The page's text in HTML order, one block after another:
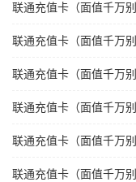
联通充值卡（面值千万
联通充值卡（面值千万
联通充值卡（面值千万
联通充值卡（面值千万
联通充值卡（面值千万
联通充值卡（面值千万